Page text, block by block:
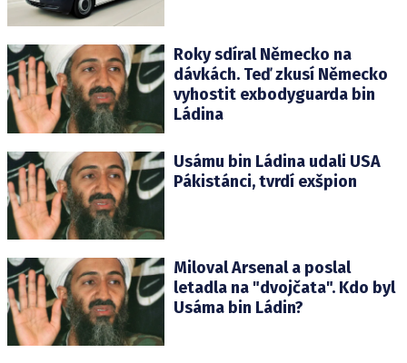
Roky sdíral Německo na
dávkách. Teď zkusí Německo
vyhostit exbodyguarda bin
Ládina
Usámu bin Ládina udali USA
Pákistánci, tvrdí exšpion
Miloval Arsenal a poslal
letadla na "dvojčata". Kdo byl
Usáma bin Ládin?